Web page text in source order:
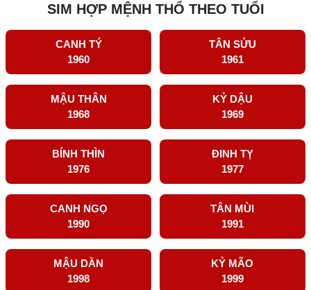
SIM HỢP MỆNH THỔ THEO TUỔI
CANH TÝ
1960
TÂN SỬU
1961
MẬU THÂN
1968
KỶ DẬU
1969
BÍNH THÌN
1976
ĐINH TỴ
1977
CANH NGỌ
1990
TÂN MÙI
1991
MẬU DẦN
1998
KỶ MÃO
1999